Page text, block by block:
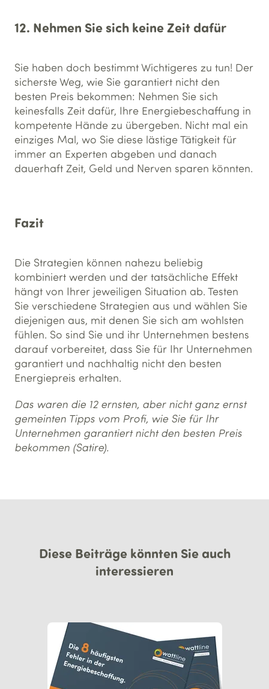
12. Nehmen Sie sich keine Zeit dafür
Sie haben doch bestimmt Wichtigeres zu tun! Der
sicherste Weg, wie Sie garantiert nicht den
besten Preis bekommen: Nehmen Sie sich
keinesfalls Zeit dafür, Ihre Energiebeschaffung in
kompetente Hände zu übergeben. Nicht mal ein
einziges Mal, wo Sie diese lästige Tätigkeit für
immer an Experten abgeben und danach
dauerhaft Zeit, Geld und Nerven sparen könnten.
Fazit
Die Strategien können nahezu beliebig
kombiniert werden und der tatsächliche Effekt
hängt von Ihrer jeweiligen Situation ab. Testen
Sie verschiedene Strategien aus und wählen Sie
diejenigen aus, mit denen Sie sich am wohlsten
fühlen. So sind Sie und ihr Unternehmen bestens
darauf vorbereitet, dass Sie für Ihr Unternehmen
garantiert und nachhaltig nicht den besten
Energiepreis erhalten.
Das waren die 12 ernsten, aber nicht ganz ernst
gemeinten Tipps vom Profi, wie Sie für Ihr
Unternehmen garantiert nicht den besten Preis
bekommen (Satire).
Diese Beiträge könnten Sie auch
interessieren